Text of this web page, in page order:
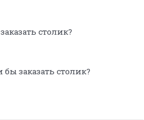
столик?
заказать столик?